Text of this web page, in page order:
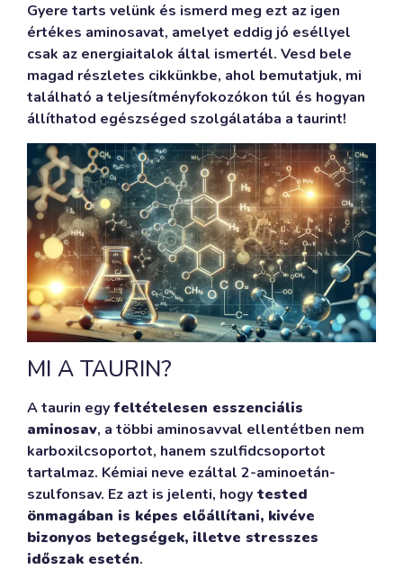
Gyere tarts velünk és ismerd meg ezt az igen
értékes aminosavat, amelyet eddig jó eséllyel
csak az energiaitalok által ismertél. Vesd bele
magad részletes cikkünkbe, ahol bemutatjuk, mi
található a teljesítményfokozókon túl és hogyan
állíthatod egészséged szolgálatába a taurint!
MI A TAURIN?
A taurin egyfeltételesen esszenciális
aminosav, a többi aminosavval ellentétben nem
karboxilcsoportot, hanem szulfidcsoportot
tartalmaz. Kémiai neve ezáltal 2-aminoetán-
szulfonsav. Ez azt is jelenti, hogy tested
önmagában is képes előállítani, kivéve
bizonyos betegségek, illetve stresszes
időszak esetén.